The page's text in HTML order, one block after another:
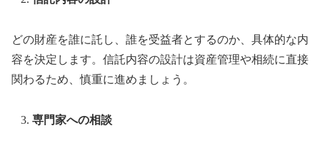
どの財産を誰に託し、誰を受益者とするのか、具体的な内
容を決定します。信託内容の設計は資産管理や相続に直接
関わるため、慎重に進めましょう。
専門家への相談